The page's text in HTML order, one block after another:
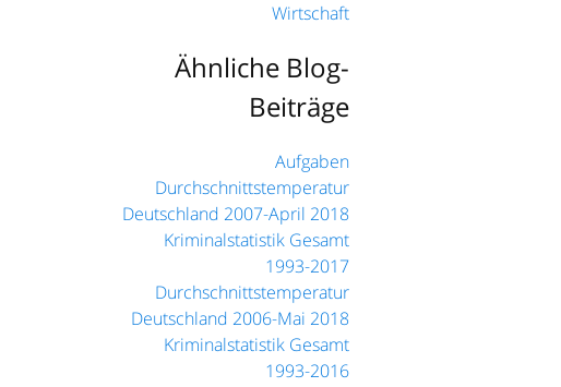
Wirtschaft
Ähnliche Blog-
Beiträge
Aufgaben
Durchschnittstemperatur
Deutschland 2007-April 2018
Kriminalstatistik Gesamt
1993-2017
Durchschnittstemperatur
Deutschland 2006-Mai 2018
Kriminalstatistik Gesamt
1993-2016